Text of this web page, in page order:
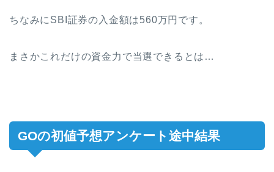
ちなみにSBI証券の入金額は560万円です。
まさかこれだけの資金力で当選できるとは…
GOの初値予想アンケート途中結果